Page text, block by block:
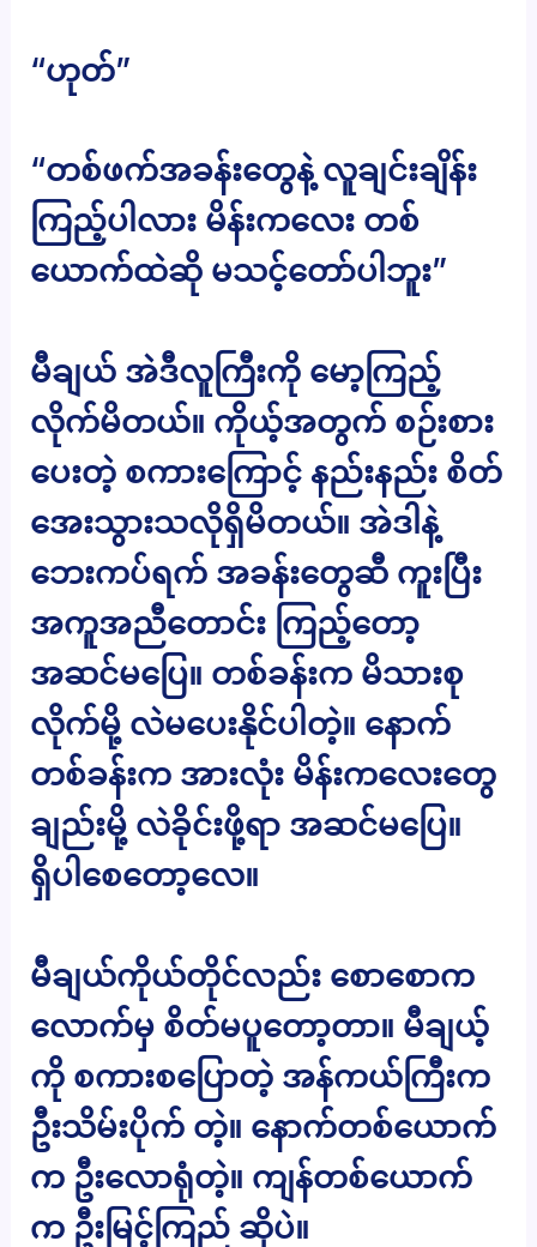
“ဟုတ်”
“တစ်ဖက်အခန်းတွေနဲ့ လူချင်းချိန်း
ကြည့်ပါလား မိန်းကလေး တစ်
ယောက်ထဲဆို မသင့်တော်ပါဘူး”
မီချယ် အဲဒီလူကြီးကို မော့ကြည့်
လိုက်မိတယ်။ ကိုယ့်အတွက် စဉ်းစား
ပေးတဲ့ စကားကြောင့် နည်းနည်း စိတ်
အေးသွားသလိုရှိမိတယ်။ အဲဒါနဲ့
ဘေးကပ်ရက် အခန်းတွေဆီ ကူးပြီး
အကူအညီတောင်း ကြည့်တော့
အဆင်မပြေ။ တစ်ခန်းက မိသားစု
လိုက်မို့ လဲမပေးနိုင်ပါတဲ့။ နောက်
တစ်ခန်းက အားလုံး မိန်းကလေးတွေ
ချည်းမို့ လဲခိုင်းဖို့ရာ အဆင်မပြေ။
ရှိပါစေတော့လေ။
မီချယ်ကိုယ်တိုင်လည်း စောစောက
လောက်မှ စိတ်မပူတော့တာ။ မီချယ့်
ကို စကားစပြောတဲ့ အန်ကယ်ကြီးက
ဦးသိမ်းပိုက် တဲ့။ နောက်တစ်ယောက်
က ဦးလောရုံတဲ့။ ကျန်တစ်ယောက်
က ဦးမြင့်ကြည် ဆိုပဲ။